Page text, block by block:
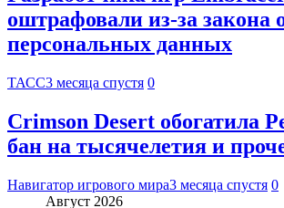
оштрафовали из-за закона
персональных данных
ТАСС3 месяца спустя 0
Crimson Desert обогатила
бан на тысячелетия и
Навигатор игрового мира3 месяца спустя 0
Август 2026